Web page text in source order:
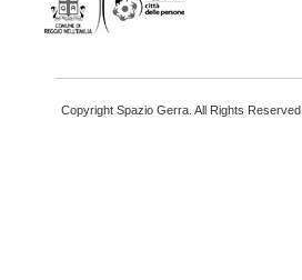
Copyright Spazio Gerra. All Rights Reserved.